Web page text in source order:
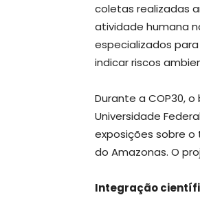
coletas realizadas
atividade humana
especializados
indicar riscos
Durante a COP30,
Universidade
exposições sobre o
do Amazonas. O
Integração